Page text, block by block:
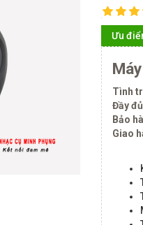
Ưu
Tình
Đầy
Bảo
Giao